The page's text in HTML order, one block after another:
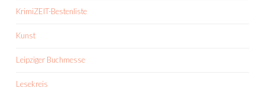
KrimiZEIT-Bestenliste
Kunst
Leipziger Buchmesse
Lesekreis